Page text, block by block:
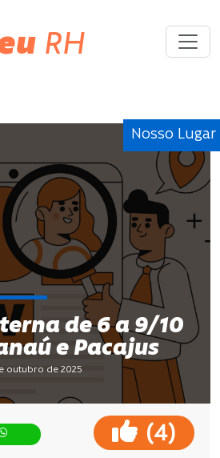
RH
Nosso Lugar
de 6 a 9/10
e Pacajus
outubro de 2025
(4)